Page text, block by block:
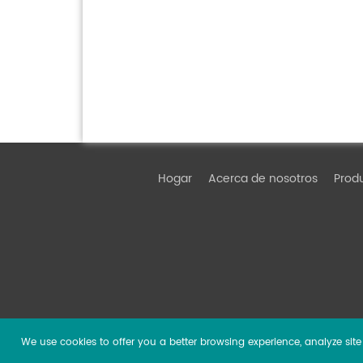
Hogar Acerca de nosotros
We use cookies to offer you a better browsing experience, analyze